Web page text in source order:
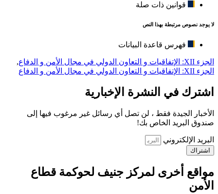
قوانين ذات صلة
لا يوجد نصوص مرتبطة بهذا النص
فهرس قاعدة البيانات
الجزء XII: الإتفاقيات و التعاون الدولي في مجال الأمن و الدفاع
,
الجزء XII: الإتفاقيات و التعاون الدولي في مجال الأمن و الدفاع
اشترك في النشرة الإخبارية
الأخبار الجيدة فقط ، لن تصل أي رسائل غير مرغوب فيها إلى
صندوق البريد الخاص بك!
البريد الإلكتروني
اشتراك
مواقع أخرى لمركز جنيف لحوكمة قطاع
الأمن